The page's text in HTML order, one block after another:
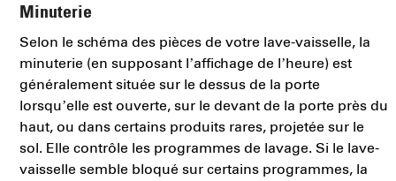
Minuterie
Selon le schéma des pièces de votre lave-vaisselle, la
minuterie (en supposant l’affichage de l’heure) est
généralement située sur le dessus de la porte
lorsqu’elle est ouverte, sur le devant de la porte près du
haut, ou dans certains produits rares, projetée sur le
sol. Elle contrôle les programmes de lavage. Si le lave-
vaisselle semble bloqué sur certains programmes, la